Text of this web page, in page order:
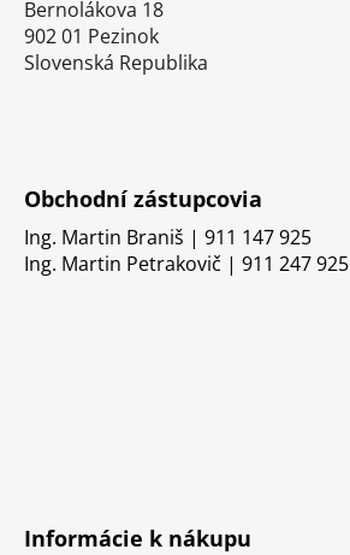
Bernolákova 18
902 01 Pezinok
Slovenská Republika
Obchodní zástupcovia
Ing. Martin Braniš | 911 147 925
Ing. Martin Petrakovič | 911 247 925
Informácie k nákupu